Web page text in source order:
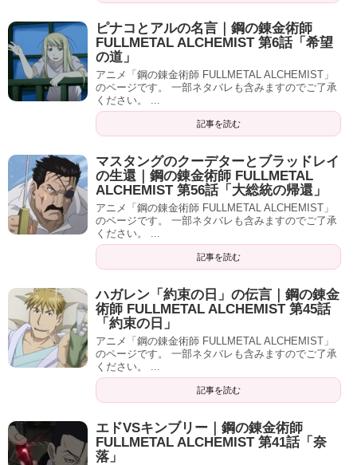
ピナコとアルの名言｜鋼の錬金術師
FULLMETAL ALCHEMIST 第6話「希望
の道」
アニメ「鋼の錬金術師 FULLMETAL ALCHEMIST」
のページです。 一部ネタバレも含みますのでご了承
ください。 ...
記事を読む
マスタングのクーデターとブラッドレイ
の生還｜鋼の錬金術師 FULLMETAL
ALCHEMIST 第56話「大総統の帰還」
アニメ「鋼の錬金術師 FULLMETAL ALCHEMIST」
のページです。 一部ネタバレも含みますのでご了承
ください。 ...
記事を読む
ハガレン「約束の日」の伝言｜鋼の錬金
術師 FULLMETAL ALCHEMIST 第45話
「約束の日」
アニメ「鋼の錬金術師 FULLMETAL ALCHEMIST」
のページです。 一部ネタバレも含みますのでご了承
ください。 ...
記事を読む
エドVSキンブリー｜鋼の錬金術師
FULLMETAL ALCHEMIST 第41話「奈
落」